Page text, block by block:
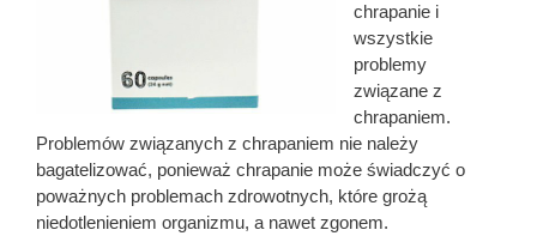
chrapanie i
wszystkie
problemy
związane z
chrapaniem.
Problemów związanych z chrapaniem nie należy
bagatelizować, ponieważ chrapanie może świadczyć o
poważnych problemach zdrowotnych, które grożą
niedotlenieniem organizmu, a nawet zgonem.